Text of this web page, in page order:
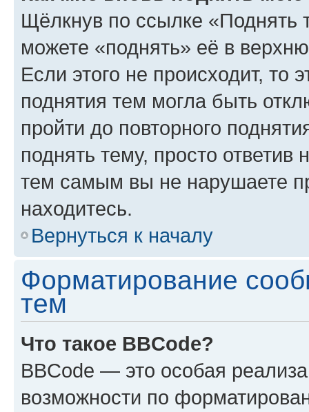
Щёлкнув по ссылке «Поднять
можете «поднять» её в
Если этого не происходит, то
поднятия тем могла быть
пройти до повторного
поднять тему, просто ответив
тем самым вы не нарушаете
находитесь.
Вернуться к началу
Форматирование
тем
Что такое BBCode?
BBCode — это особая
возможности по